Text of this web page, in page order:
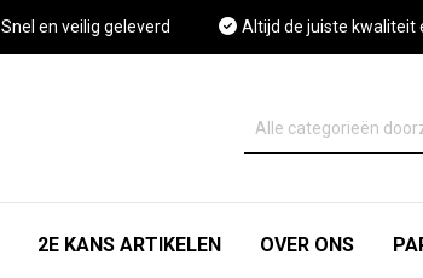
Snel en veilig geleverd Altijd de juiste kwaliteit
2E KANS ARTIKELEN OVER ONS